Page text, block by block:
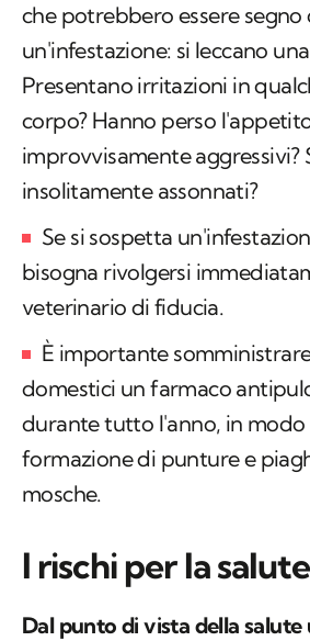
che potrebbero essere segno
un'infestazione: si leccano
Presentano irritazioni in
corpo? Hanno perso
improvvisamente aggressivi?
insolitamente assonnati?
Se si sospetta
bisogna rivolgersi
veterinario di fiducia.
È importante
domestici un farmaco
durante tutto l'anno, in modo
formazione di punture e
mosche.
I rischi per la
Dal punto di vista della salute